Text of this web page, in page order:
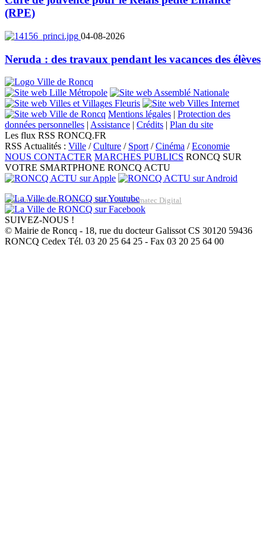
(RPE)
04-08-2026
Neruda : des travaux pendant les vacances des élèves
Mentions légales | Protection des
données personnelles | Assistance | Crédits | Plan du site
Les flux RSS RONCQ.FR
RSS Actualités : Ville /Culture / Sport/Cinéma /Economie
NOUS CONTACTER MARCHES PUBLICS RONCQ SUR
VOTRE SMARTPHONE RONCQ ACTU
Réalisation du site: Agence Web Lille Promatec Digital
SUIVEZ-NOUS !
© Mairie de Roncq - 18, rue du docteur Galissot CS 30120 59436
RONCQ Cedex Tél. 03 20 25 64 25 - Fax 03 20 25 64 00